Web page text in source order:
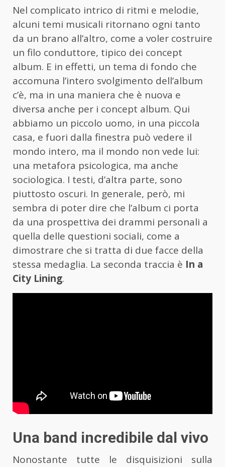
Nel complicato intrico di ritmi e melodie,
alcuni temi musicali ritornano ogni tanto
da un brano all’altro, come a voler costruire
un filo conduttore, tipico dei concept
album. E in effetti, un tema di fondo che
accomuna l’intero svolgimento dell’album
c’è, ma in una maniera che è nuova e
diversa anche per i concept album. Qui
abbiamo un piccolo uomo, in una piccola
casa, e fuori dalla finestra può vedere il
mondo intero, ma il mondo non vede lui:
una metafora psicologica, ma anche
sociologica. I testi, d’altra parte, sono
piuttosto oscuri. In generale, però, mi
sembra di poter dire che l’album ci porta
da una prospettiva dei drammi personali a
quella delle questioni sociali, come a
dimostrare che si tratta di due facce della
stessa medaglia. La seconda traccia è In a
City Lining.
Una band incredibile dal vivo
Nonostante tutte le disquisizioni sulla